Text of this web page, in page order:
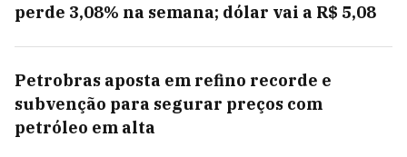
perde 3,08% na semana; dólar vai a R$ 5,08
Petrobras aposta em refino recorde e
subvenção para segurar preços com
petróleo em alta